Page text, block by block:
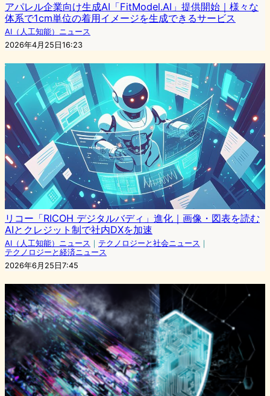
アパレル企業向け生成AI「FitModel.AI」提供開始｜様々な
体系で1cm単位の着用イメージを生成できるサービス
AI（人工知能）ニュース
2026年4月25日16:23
リコー「RICOH デジタルバディ」進化｜画像・図表を読む
AIとクレジット制で社内DXを加速
AI（人工知能）ニュース ｜ テクノロジーと社会ニュース ｜
テクノロジーと経済ニュース
2026年6月25日7:45